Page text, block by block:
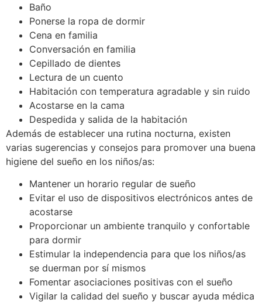
Baño
Ponerse la ropa de dormir
Cena en familia
Conversación en familia
Cepillado de dientes
Lectura de un cuento
Habitación con temperatura agradable y sin ruido
Acostarse en la cama
Despedida y salida de la habitación
Además de establecer una rutina nocturna, existen
varias sugerencias y consejos para promover una buena
higiene del sueño en los niños/as:
Mantener un horario regular de sueño
Evitar el uso de dispositivos electrónicos antes de
acostarse
Proporcionar un ambiente tranquilo y confortable
para dormir
Estimular la independencia para que los niños/as
se duerman por sí mismos
Fomentar asociaciones positivas con el sueño
Vigilar la calidad del sueño y buscar ayuda médica